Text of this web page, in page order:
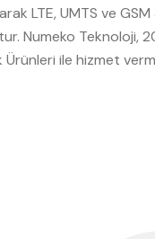
LTE, UMTS ve GSM
Numeko Teknoloji,
Ürünleri ile hizmet